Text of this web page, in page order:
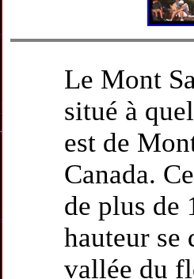
Le Mont
situé à
est de
Canada.
de plus de
hauteur se
vallée du